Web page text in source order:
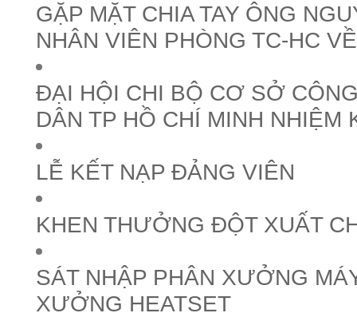
GẶP MẶT CHIA TAY ÔNG
NHÂN VIÊN PHÒNG TC-HC
ĐẠI HỘI CHI BỘ CƠ SỞ
DÂN TP HỒ CHÍ MINH NHIỆM
LỄ KẾT NẠP ĐẢNG VIÊN
KHEN THƯỞNG ĐỘT XUẤT
SÁT NHẬP PHÂN XƯỞNG
XƯỞNG HEATSET